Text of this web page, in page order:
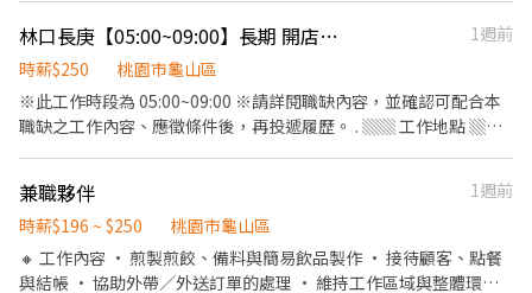
津貼加碼250~600💸 🕒 上班時段 ▪ 早班：08:00 - 17:00｜時薪
$210 ▪ 晚班：18:00 - 03:00｜時薪 $240 地址: 桃1📍桃園市大園區
桃5📍桃園市觀音區寶倉街 桃6📍桃園市大園區航翔路 RC8📍桃園市
楊梅區環東路 桃9📍桃園市大園區建國路 桃17📍桃園市大園區開和
路 ━━━━━━━━━━━━━━━━━━━━━ ❤️𝑳𝒊𝒏𝒆 𝑰𝑫：
【@317tpzqd】明熙-Blue專員 加入後請留下您的姓名+電話+職缺
⭕️免費諮詢 ❌無收取仲介費
次越多賺越多~~ ◆ 值班津貼：每小時20元(晉升組長後 ◆ 早、晚班
津貼：23:00-07:00（每小時享有50-80元津貼 ◆ 健檢：任職滿一年
起，公司提供年度健檢照顧你的健康 ◆ 保險：除勞、健、勞退外，
公司更為你投保團保維護你的安全 ◆ 員工用餐折扣：兼職夥伴當日
牌禮卷 讓生日更有溫度 你過節我共歡，重要節慶我們提供你福利禮
券 好好與家人歡慶 你旅遊我贊助，每年職福會提供你旅遊津貼 好好
林口長庚【05:00~09:00】長期 開店兼職人員。歡迎二度就業
1週前
時薪$250
桃園市龜山區
※此工作時段為 05:00~09:00 ※請詳閱職缺內容，並確認可配合本
職缺之工作內容、應徵條件後，再投遞履歷。 . ▒▒ 工作地點 ▒▒
收銀與顧客服務 - 咖啡飲品製作 - 維護店務環境清潔 - 簡易機械設備
操作與保養 - 其他主管交辦事項 . ▒▒ 具備條件 ▒▒ - 需能夠早起 -
有喝咖啡習慣 - 具責任感、服務熱忱 - 主動積極學習、反應快 - 能穩
定長期配合 . . 品卷咖啡創立於2020年，致力於提供快速便利的咖啡
兼職夥伴
1週前
時薪$196 ~ $250
桃園市龜山區
🔸 工作內容 • 煎製煎餃、備料與簡易飲品製作 • 接待顧客、點餐
與結帳 • 協助外帶／外送訂單的處理 • 維持工作區域與整體環境